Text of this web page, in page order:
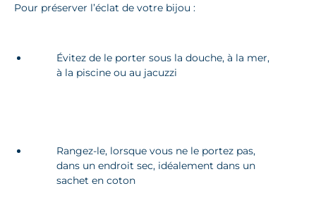
Pour préserver l’éclat de votre bijou :
Évitez de le porter sous la douche, à la mer,
à la piscine ou au jacuzzi
Rangez-le, lorsque vous ne le portez pas,
dans un endroit sec, idéalement dans un
sachet en coton